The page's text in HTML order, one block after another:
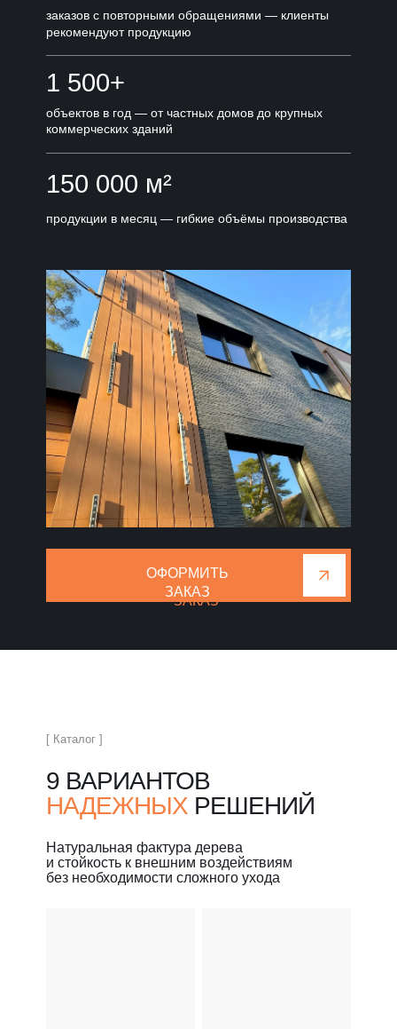
заказов с повторными обращениями — клиенты
рекомендуют продукцию
1 500+
объектов в год — от частных домов до крупных
коммерческих зданий
150 000 м²
продукции в месяц — гибкие объёмы производства
ОФОРМИТЬ
ЗАКАЗ
ОФОРМИТЬ
ЗАКАЗ
Натуральная фактура дерева
и стойкость к внешним воздействиям
без необходимости сложного ухода
9 ВАРИАНТОВ
НАДЕЖНЫХ РЕШЕНИЙ
[ Каталог ]